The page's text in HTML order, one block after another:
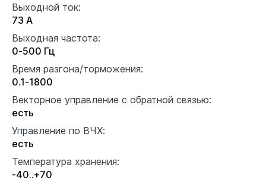
Выходной ток:
73 А
Выходная частота:
0-500 Гц
Время разгона/торможения:
0.1-1800
Векторное управление с обратной связью:
есть
Управление по ВЧХ:
есть
Температура хранения:
-40..+70